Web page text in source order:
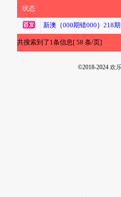
状态
新澳｛000期错000｝
共搜索到了1条信息[ 58 条/页]
©2018-2024欢